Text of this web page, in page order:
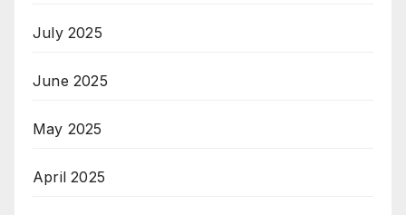
July 2025
June 2025
May 2025
April 2025